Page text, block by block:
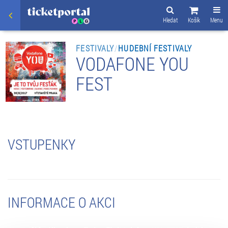
Menu
Košík
Hledat
FESTIVALY/HUDEBNÍ FESTIVALY
VODAFONE YOU
FEST
VSTUPENKY
INFORMACE O AKCI